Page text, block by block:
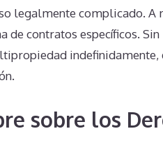
legalmente complicado. A
de contratos específicos.
sobre los